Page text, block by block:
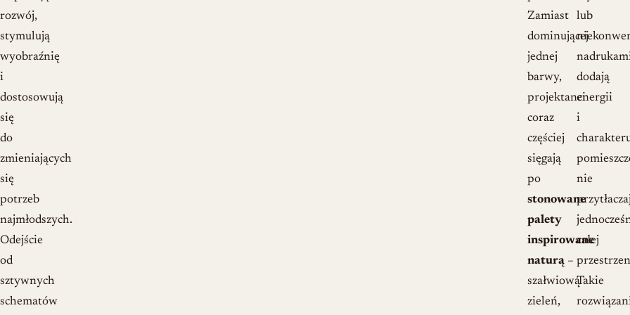
rozwój,
stymulują
wyobraźnię
i
dostosowują
się
do
zmieniających
się
potrzeb
najmłodszych.
Odejście
od
sztywnych
schematów
Zamiast
dominującej
jednej
barwy,
projektanci
coraz
częściej
sięgają
po
stonowane
palety
inspirowane
naturą –
szałwiową
zieleń,
lub
dodają
energii
i
nie
całej
Takie